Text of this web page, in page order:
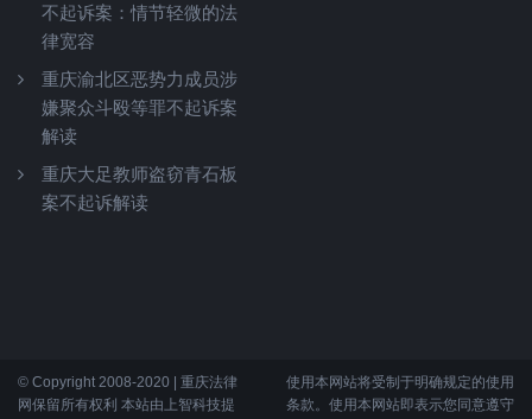
不起诉案：情节轻微的法
律宽容
重庆渝北区恶势力成员涉
嫌聚众斗殴等罪不起诉案
解读
重庆大足教师盗窃青石板
案不起诉解读
© Copyright 2008-2020 | 重庆法律
网保留所有权利 本站由上智科技提
使用本网站将受制于明确规定的使用
条款。使用本网站即表示您同意遵守